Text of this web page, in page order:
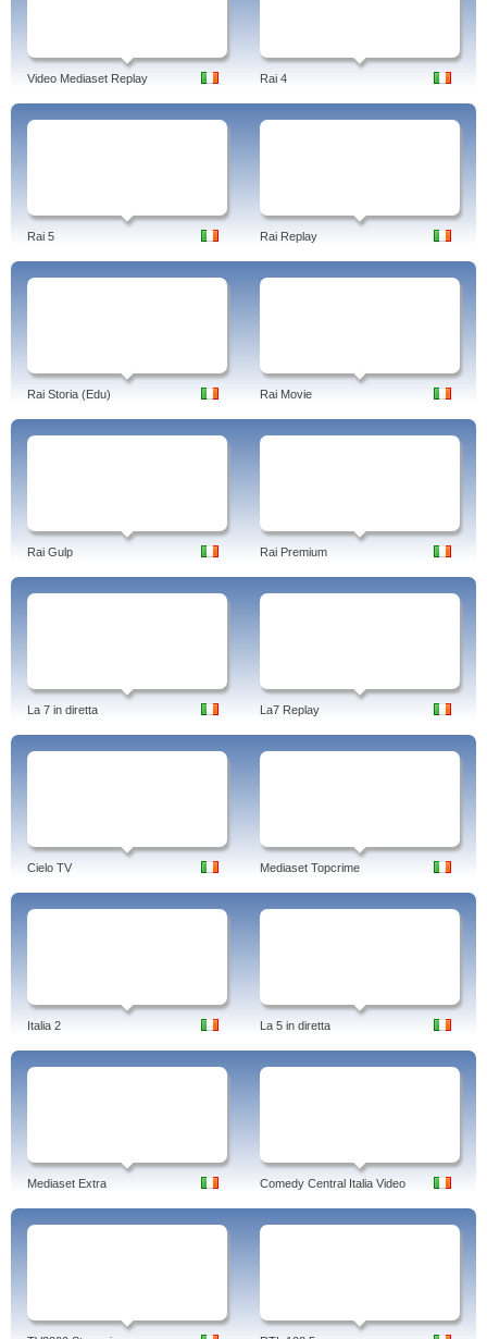
Video Mediaset Replay Rai 4
Rai 5 Rai Replay
Rai Storia (Edu) Rai Movie
Rai Gulp Rai Premium
La 7 in diretta La7 Replay
Cielo TV Mediaset Topcrime
Italia 2 La 5 in diretta
Mediaset Extra Comedy Central Italia Video